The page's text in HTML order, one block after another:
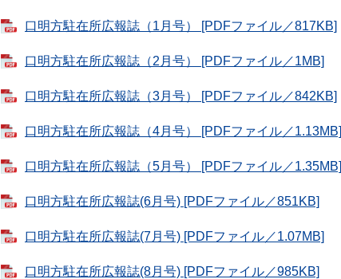
口明方駐在所広報誌（1月号） [PDFファイル／817KB]
口明方駐在所広報誌（2月号） [PDFファイル／1MB]
口明方駐在所広報誌（3月号） [PDFファイル／842KB]
口明方駐在所広報誌（4月号） [PDFファイル／1.13MB]
口明方駐在所広報誌（5月号） [PDFファイル／1.35MB]
口明方駐在所広報誌(6月号) [PDFファイル／851KB]
口明方駐在所広報誌(7月号) [PDFファイル／1.07MB]
口明方駐在所広報誌(8月号) [PDFファイル／985KB]